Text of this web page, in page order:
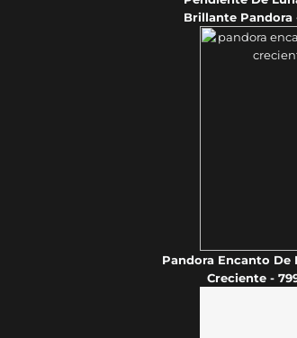
Brillante Pandora
Pandora Encanto De
Creciente -